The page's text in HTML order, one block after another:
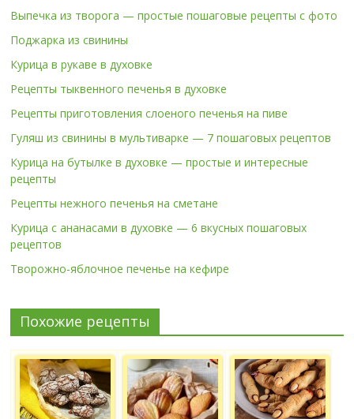
Выпечка из творога — простые пошаговые рецепты с фото
Поджарка из свинины
Курица в рукаве в духовке
Рецепты тыквенного печенья в духовке
Рецепты приготовления слоеного печенья на пиве
Гуляш из свинины в мультиварке — 7 пошаговых рецептов
Курица на бутылке в духовке — простые и интересные
рецепты
Рецепты нежного печенья на сметане
Курица с ананасами в духовке — 6 вкусных пошаговых
рецептов
Творожно-яблочное печенье на кефире
Похожие рецепты